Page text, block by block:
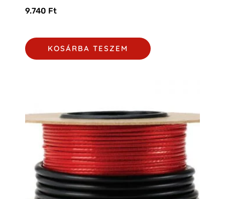
9.740 Ft
KOSÁRBA TESZEM